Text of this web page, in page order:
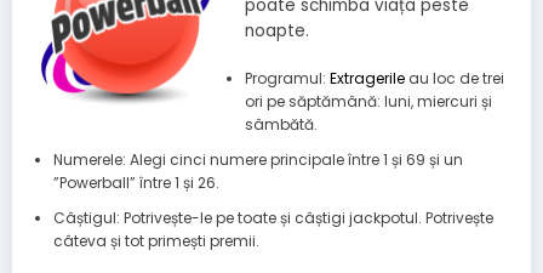
poate schimba viața peste
noapte.
Programul: Extragerileau loc de trei
ori pe săptămână: luni, miercuri și
sâmbătă.
Numerele: Alegi cinci numere principale între 1 și 69 și un
”Powerball” între 1 și 26.
Câștigul: Potrivește-le pe toate și câștigi jackpotul. Potrivește
câteva și tot primești premii.